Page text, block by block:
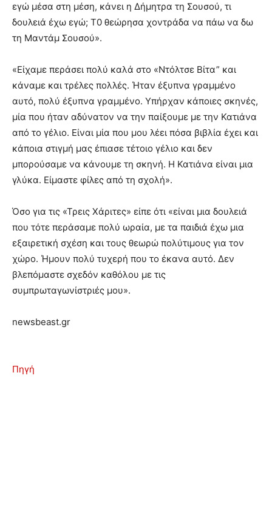
εγώ μέσα στη μέση, κάνει η Δήμητρα τη Σουσού, τι
δουλειά έχω εγώ; Τ0 θεώρησα χοντράδα να πάω να δω
τη Μαντάμ Σουσού».
«Είχαμε περάσει πολύ καλά στο «Ντόλτσε Βίτα” και
κάναμε και τρέλες πολλές. Ήταν έξυπνα γραμμένο
αυτό, πολύ έξυπνα γραμμένο. Υπήρχαν κάποιες σκηνές,
μία που ήταν αδύνατον να την παίξουμε με την Κατιάνα
από το γέλιο. Είναι μία που μου λέει πόσα βιβλία έχει και
κάποια στιγμή μας έπιασε τέτοιο γέλιο και δεν
μπορούσαμε να κάνουμε τη σκηνή. Η Κατιάνα είναι μια
γλύκα. Είμαστε φίλες από τη σχολή».
Όσο για τις «Τρεις Χάριτες» είπε ότι «είναι μια δουλειά
που τότε περάσαμε πολύ ωραία, με τα παιδιά έχω μια
εξαιρετική σχέση και τους θεωρώ πολύτιμους για τον
χώρο. Ήμουν πολύ τυχερή που το έκανα αυτό. Δεν
βλεπόμαστε σχεδόν καθόλου με τις
συμπρωταγωνίστριές μου».
newsbeast.gr
Πηγή